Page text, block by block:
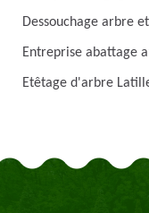
Dessouchage arbre
Entreprise abattage
Etêtage d'arbre